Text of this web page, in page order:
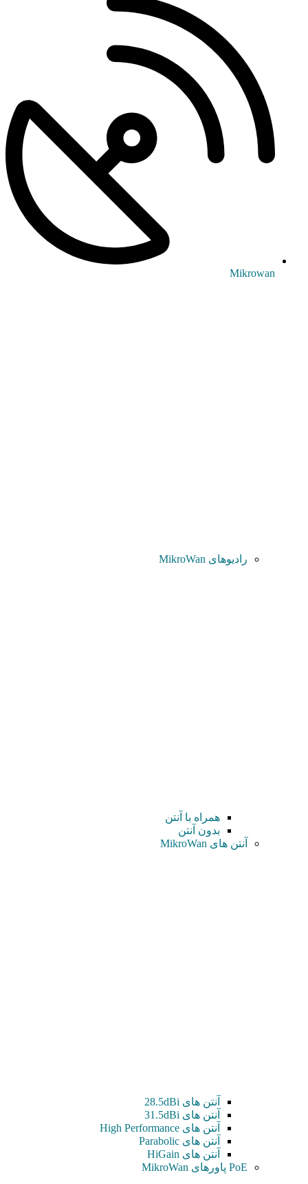
Mikrowan
رادیوهای MikroWan
همراه با آنتن
بدون آنتن
آنتن های MikroWan
آنتن های 28.5dBi
آنتن های 31.5dBi
آنتن های High Performance
آنتن های Parabolic
آنتن های HiGain
PoE پاورهای MikroWan